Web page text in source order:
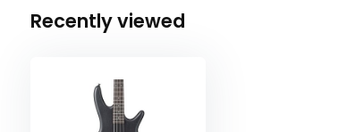
Recently viewed